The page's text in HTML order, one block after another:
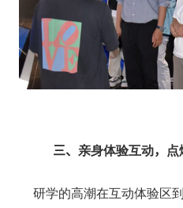
三、 亲身体验互动， 点
研学的高潮在互动体验区